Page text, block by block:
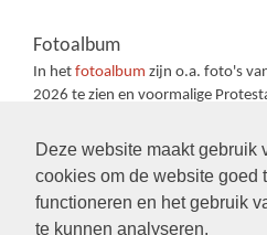
Deze website maakt gebruik
cookies om de website goed
functioneren en het gebruik
te kunnen analyseren.
Fotoalbum
In het fotoalbum zijn o.a. foto's
2026 te zien en voormalige